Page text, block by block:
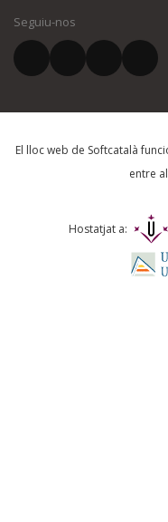
El vostre correu
Què proposeu?
Comentari *
Seguiu-nos
El lloc web de Softcatalà
entre
Hostatjat a: